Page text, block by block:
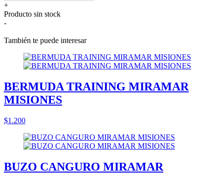
+
Producto sin stock
-
También te puede interesar
BERMUDA TRAINING MIRAMAR
MISIONES
$1.200
BUZO CANGURO MIRAMAR